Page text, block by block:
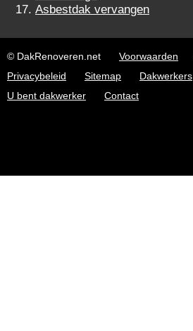
Asbestdak vervangen
© DakRenoveren.net Voorwaarden
Privacybeleid
Sitemap Dakwerkers
U bent dakwerker
Contact